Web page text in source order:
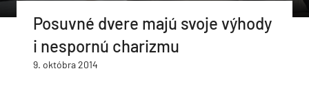
Posuvné dvere majú svoje výhody
i nespornú charizmu
9. októbra 2014